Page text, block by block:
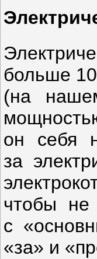
больше
(на
он себя
за
чтобы не
с
«за» и